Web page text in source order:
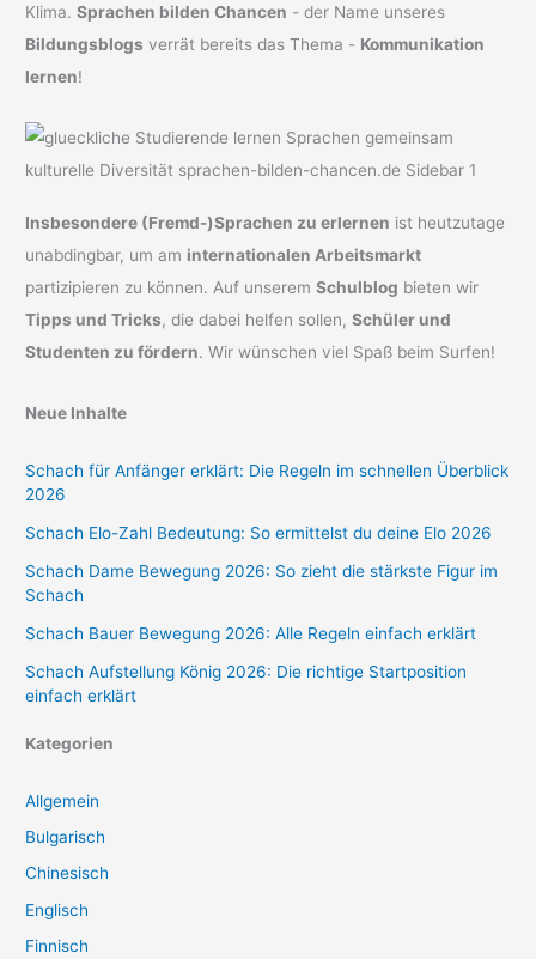
Klima.Sprachen bilden Chancen - der Name unseres
Bildungsblogs verrät bereits das Thema - Kommunikation
lernen!
Insbesondere (Fremd-)Sprachen zu erlernen ist heutzutage
unabdingbar, um am internationalen Arbeitsmarkt
partizipieren zu können. Auf unseremSchulblog bieten wir
Tipps und Tricks, die dabei helfen sollen,Schüler und
Studenten zu fördern. Wir wünschen viel Spaß beim Surfen!
Neue Inhalte
Schach für Anfänger erklärt: Die Regeln im schnellen Überblick
2026
Schach Elo-Zahl Bedeutung: So ermittelst du deine Elo 2026
Schach Dame Bewegung 2026: So zieht die stärkste Figur im
Schach
Schach Bauer Bewegung 2026: Alle Regeln einfach erklärt
Schach Aufstellung König 2026: Die richtige Startposition
einfach erklärt
Kategorien
Allgemein
Bulgarisch
Chinesisch
Englisch
Finnisch